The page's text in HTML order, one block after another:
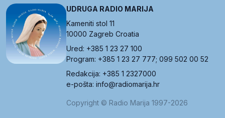
UDRUGA RADIO MARIJA
Kameniti stol 11
10000 Zagreb Croatia
Ured: +385 1 23 27 100
Program: +385 1 23 27 777; 099 502 00 52
Redakcija: +385 1 2327000
e-pošta: info@radiomarija.hr
Copyright © Radio Marija 1997-2026